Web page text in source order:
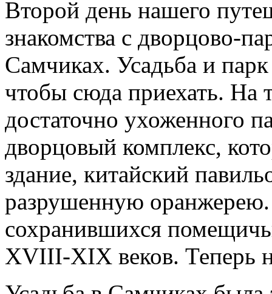
Второй день нашего
знакомства с дворцово-
Самчиках. Усадьба и
чтобы сюда приехать. На
достаточно ухоженного
дворцовый комплекс,
здание, китайский
разрушенную
сохранившихся
XVIII-XIX веков. Теперь